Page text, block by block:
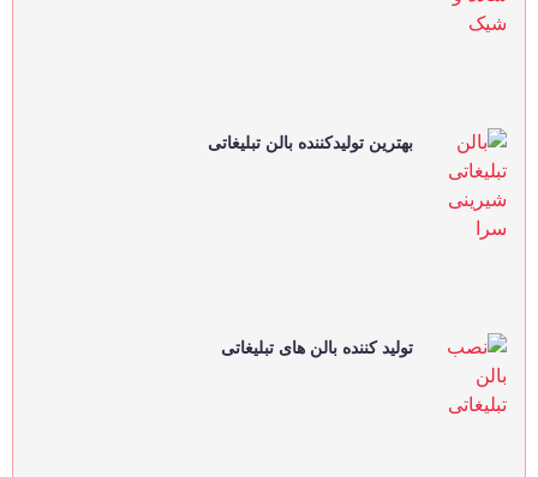
بهترین تولیدکننده بالن تبلیغاتی
تولید کننده بالن های تبلیغاتی